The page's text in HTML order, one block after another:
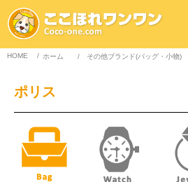
HOME / ホーム / その他ブランド(バッグ・小物)
ポリス